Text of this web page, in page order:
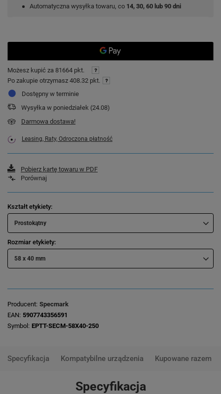
Automatyczna wysyłka towaru, co 14, 30, 60 lub 90 dni
Możesz kupić za 81664 pkt.
Po zakupie otrzymasz 408.32 pkt.
Dostępny w terminie
Wysyłka w poniedziałek (24.08)
Darmowa dostawa!
Leasing, Raty, Odroczona płatność
Pobierz kartę towaru w PDF
Porównaj
Kształt etykiety
Prostokątny
Rozmiar etykiety
58 x 40 mm
Producent Specmark
EAN 5907743356591
Symbol EPTT-SECM-58X40-250
Specyfikacja Kompatybilne urządzenia Kupowane razem
Specyfikacja